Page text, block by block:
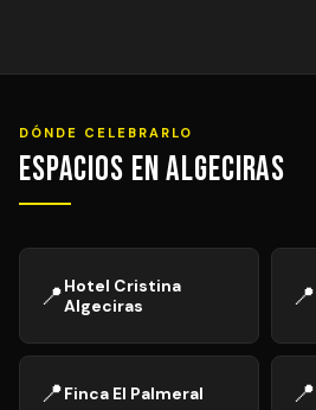
DÓNDE CELEBRARLO
Espacios en Algeciras
📍Hotel Cristina
Algeciras
📍
📍Finca El Palmeral 📍